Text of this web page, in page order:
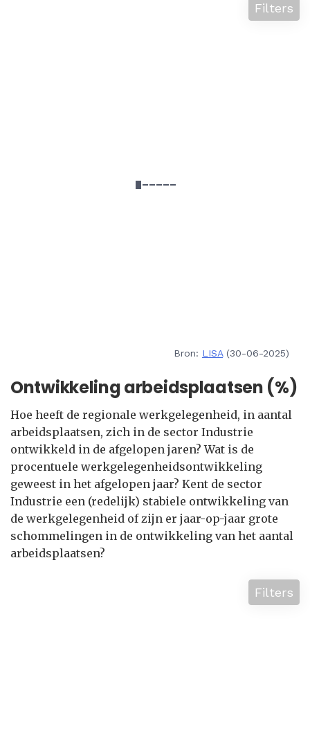
Filters
Bron: LISA(30-06-2025)
Ontwikkeling arbeidsplaatsen (%)
Hoe heeft de regionale werkgelegenheid, in aantal
arbeidsplaatsen, zich in de sector Industrie
ontwikkeld in de afgelopen jaren? Wat is de
procentuele werkgelegenheidsontwikkeling
geweest in het afgelopen jaar? Kent de sector
Industrie een (redelijk) stabiele ontwikkeling van
de werkgelegenheid of zijn er jaar-op-jaar grote
schommelingen in de ontwikkeling van het aantal
arbeidsplaatsen?
Filters